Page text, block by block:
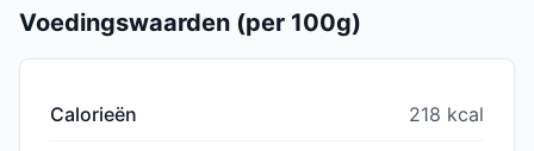
Voedingswaarden (per 100g)
Calorieën 218 kcal